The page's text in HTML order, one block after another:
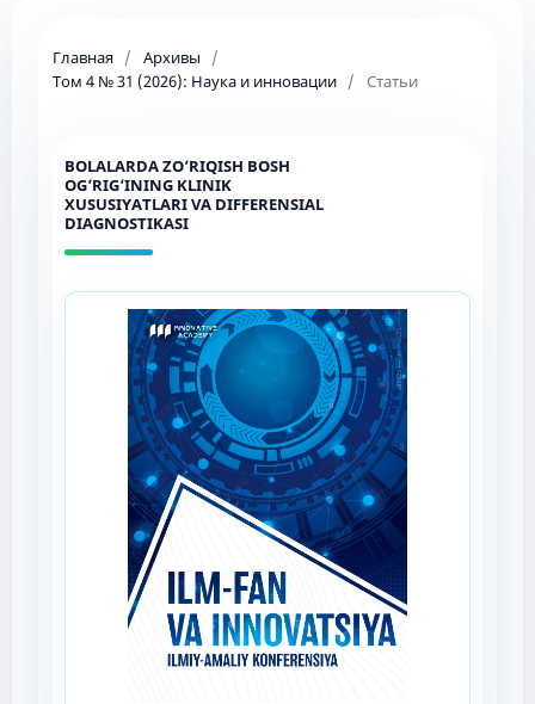
Главная / Архивы
/
Том 4 № 31 (2026): Наука и инновации / Статьи
BOLALARDA ZO‘RIQISH BOSH
OG‘RIG‘INING KLINIK
XUSUSIYATLARI VA DIFFERENSIAL
DIAGNOSTIKASI